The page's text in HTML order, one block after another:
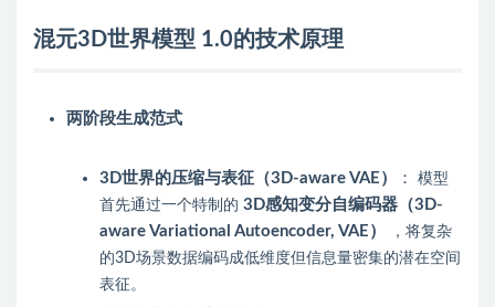
混元3D世界模型 1.0的技术原理
两阶段生成范式
3D世界的压缩与表征（3D-aware VAE） ： 模型
首先通过一个特制的 3D感知变分自编码器（3D-
aware Variational Autoencoder, VAE）
，将复杂
的3D场景数据编码成低维度但信息量密集的潜在空间
表征。